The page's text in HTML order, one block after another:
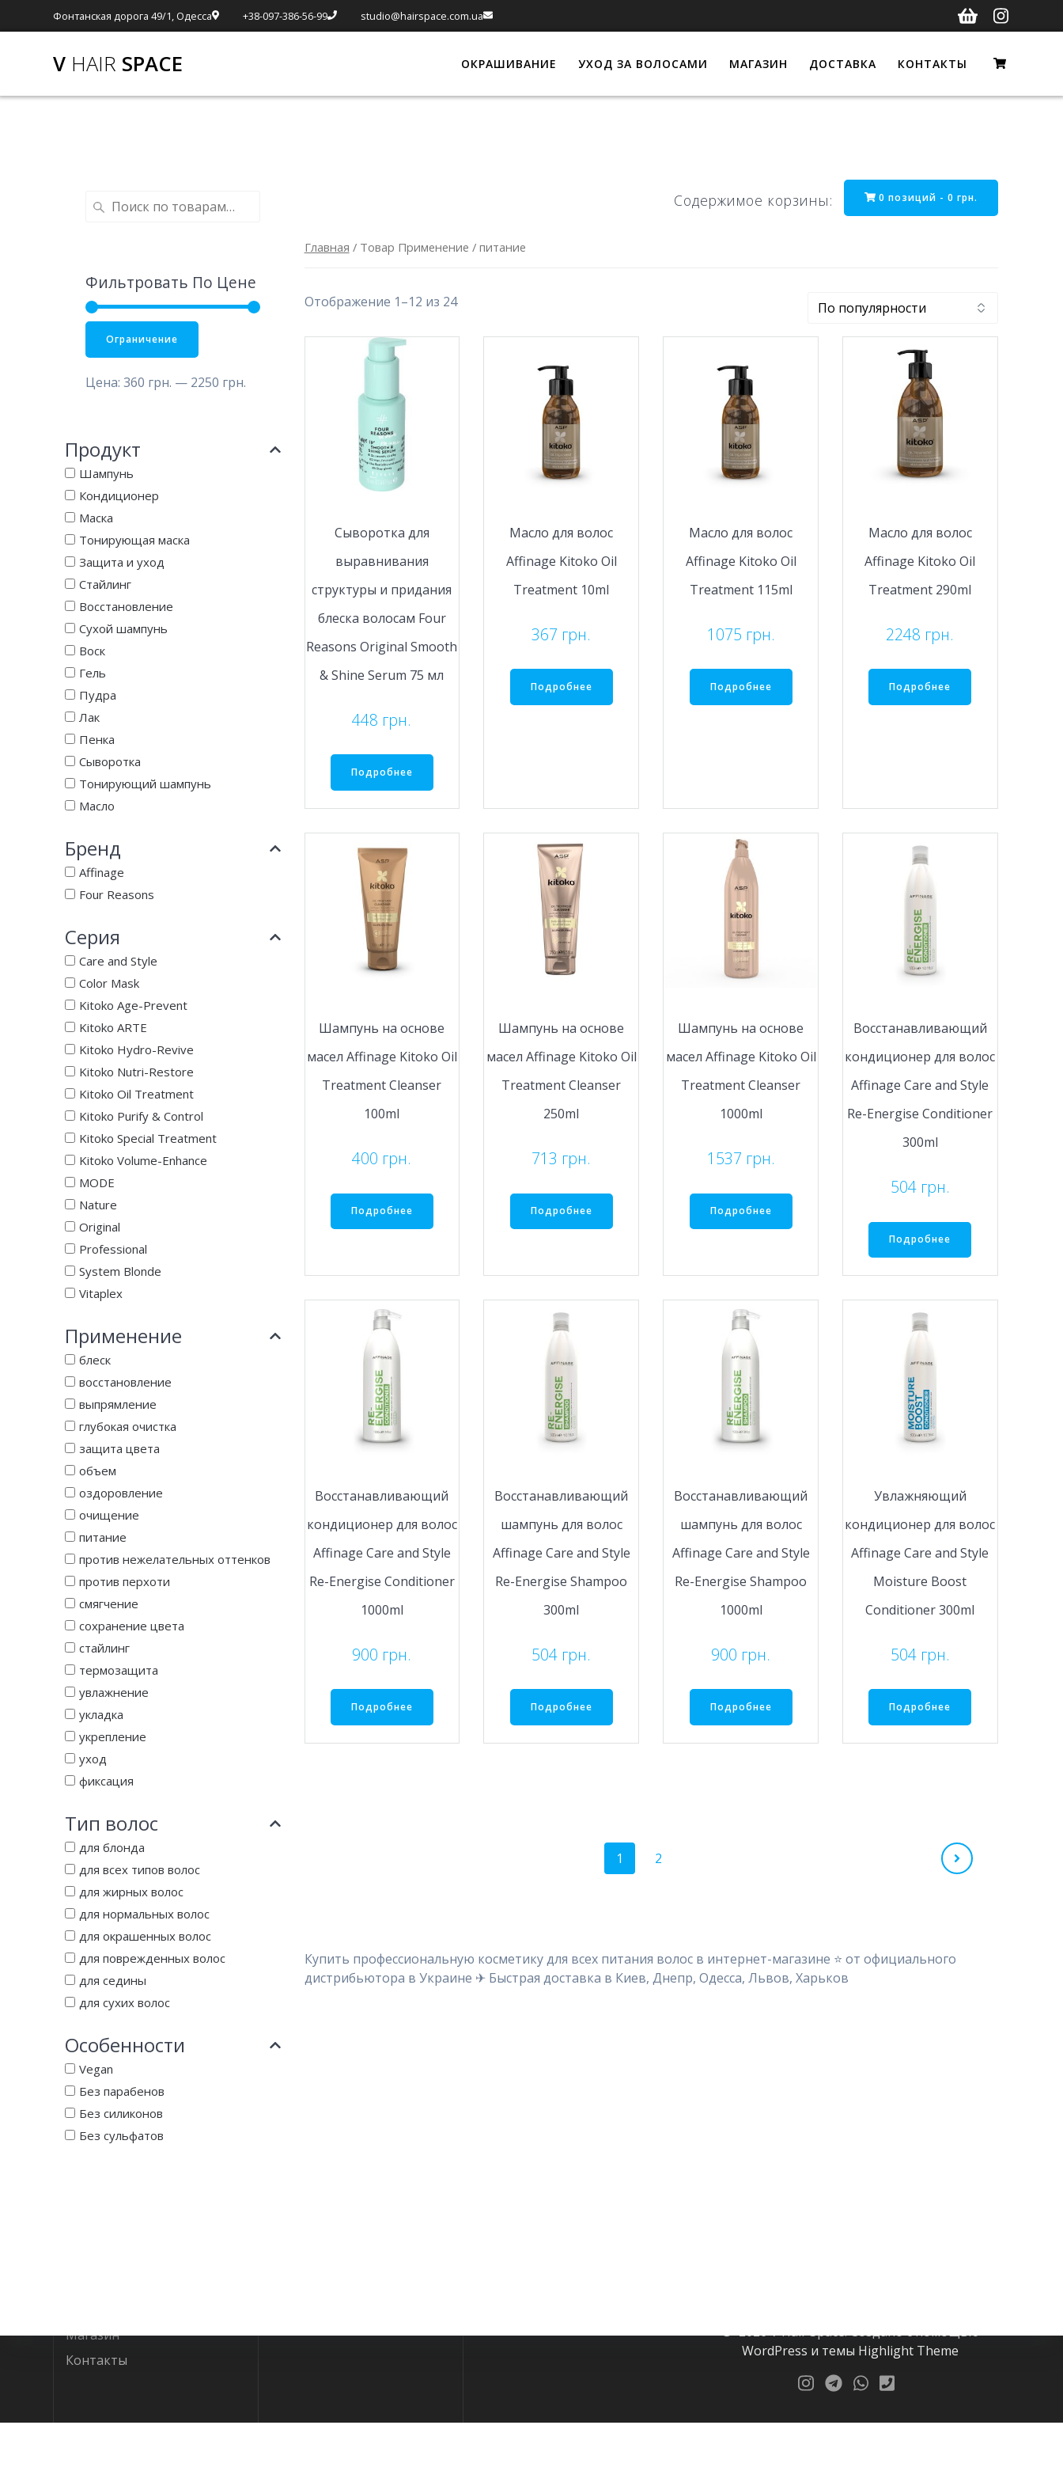
Фонтанская дорога 49/1, Одесса +38-097-386-56-99 studio@hairspace.com.ua
V HAIR SPACE ОКРАШИВАНИЕ УХОД ЗА ВОЛОСАМИ МАГАЗИН ДОСТАВКА КОНТАКТЫ
Фильтровать По Цене
Ограничение
Цена: 360 грн. — 2250 грн.
Продукт
Шампунь
Кондиционер
Маска
Тонирующая маска
Защита и уход
Стайлинг
Восстановление
Сухой шампунь
Воск
Гель
Пудра
Лак
Пенка
Сыворотка
Тонирующий шампунь
Масло
Бренд
Affinage
Four Reasons
Серия
Care and Style
Color Mask
Kitoko Age-Prevent
Kitoko ARTE
Kitoko Hydro-Revive
Kitoko Nutri-Restore
Kitoko Oil Treatment
Kitoko Purify & Control
Kitoko Special Treatment
Kitoko Volume-Enhance
MODE
Nature
Original
Professional
System Blonde
Vitaplex
Применение
блеск
восстановление
выпрямление
глубокая очистка
защита цвета
объем
оздоровление
очищение
питание
против нежелательных оттенков
против перхоти
смягчение
сохранение цвета
стайлинг
термозащита
увлажнение
укладка
укрепление
уход
фиксация
Тип волос
для блонда
для всех типов волос
для жирных волос
для нормальных волос
для окрашенных волос
для поврежденных волос
для седины
для сухих волос
Особенности
Vegan
Без парабенов
Без силиконов
Без сульфатов
Содержимое корзины: 0 позиций - 0 грн.
Главная / Товар Применение / питание
Отображение 1–12 из 24
Сыворотка для
выравнивания
структуры и придания
блеска волосам Four
Reasons Original Smooth
& Shine Serum 75 мл
448 грн.
Подробнее
Масло для волос
Affinage Kitoko Oil
Treatment 10ml
367 грн.
Подробнее
Масло для волос
Affinage Kitoko Oil
Treatment 115ml
1075 грн.
Подробнее
Масло для волос
Affinage Kitoko Oil
Treatment 290ml
2248 грн.
Подробнее
Шампунь на основе
масел Affinage Kitoko Oil
Treatment Cleanser
100ml
400 грн.
Подробнее
Шампунь на основе
масел Affinage Kitoko Oil
Treatment Cleanser
250ml
713 грн.
Подробнее
Шампунь на основе
масел Affinage Kitoko Oil
Treatment Cleanser
1000ml
1537 грн.
Подробнее
Восстанавливающий
кондиционер для волос
Affinage Care and Style
Re-Energise Conditioner
300ml
504 грн.
Подробнее
Восстанавливающий
кондиционер для волос
Affinage Care and Style
Re-Energise Conditioner
1000ml
900 грн.
Подробнее
Восстанавливающий
шампунь для волос
Affinage Care and Style
Re-Energise Shampoo
300ml
504 грн.
Подробнее
Восстанавливающий
шампунь для волос
Affinage Care and Style
Re-Energise Shampoo
1000ml
900 грн.
Подробнее
Увлажняющий
кондиционер для волос
Affinage Care and Style
Moisture Boost
Conditioner 300ml
504 грн.
Подробнее
1 2
Купить профессиональную косметику для всех питания волос в интернет-магазине ⭐ от официального
дистрибьютора в Украине ✈ Быстрая доставка в Киев, Днепр, Одесса, Львов, Харьков
Магазин
Контакты
© 2026 V Hair Space. Создано с помощью
WordPress и темы Highlight Theme